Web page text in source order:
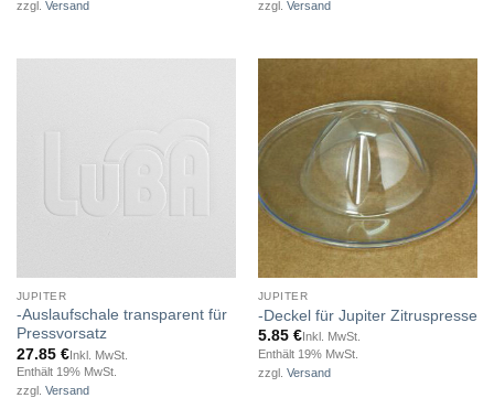
zzgl. Versand
zzgl. Versand
JUPITER
-Auslaufschale transparent für
Pressvorsatz
27.85 €Inkl. MwSt.
Enthält 19% MwSt.
zzgl. Versand
JUPITER
-Deckel für Jupiter Zitruspresse
5.85 €Inkl. MwSt.
Enthält 19% MwSt.
zzgl. Versand